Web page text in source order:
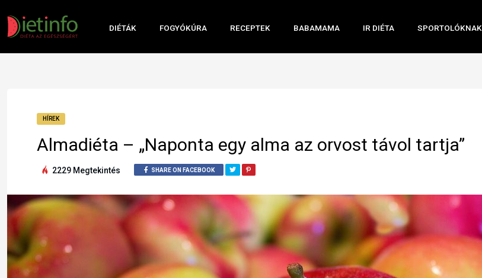
DIÉTÁK FOGYÓKÚRA RECEPTEK BABAMAMA IR DIÉTA SPORTOLÓKNAK
HÍREK
Almadiéta – „Naponta egy alma az orvost távol tartja”
2229 Megtekintés SHARE ON FACEBOOK